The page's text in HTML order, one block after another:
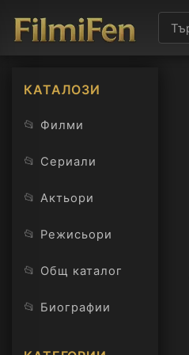
КАТАЛОЗИ
📂 Филми
📂 Сериали
📂 Актьори
📂 Режисьори
📂 Общ каталог
📂 Биографии